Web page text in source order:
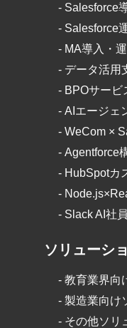
- Salesforce
- Salesforce
- MA導入・
- データ活用
- BPOサービ
- AIエージェ
- WeCom ×
- Agentforce
- HubSpotカ
-
- Slack AI社
ソリューシ
- 教育業界向
- 製造業向け
- その他ソリ